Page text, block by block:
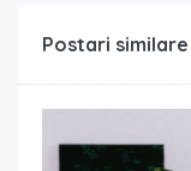
Postari similare